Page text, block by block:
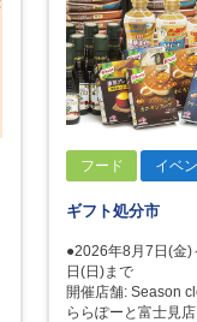
フード イベ
ギフト処分市
●2026年8月7日(金)
日(日)まで
開催店舗: Season
ららぽーと富士見店